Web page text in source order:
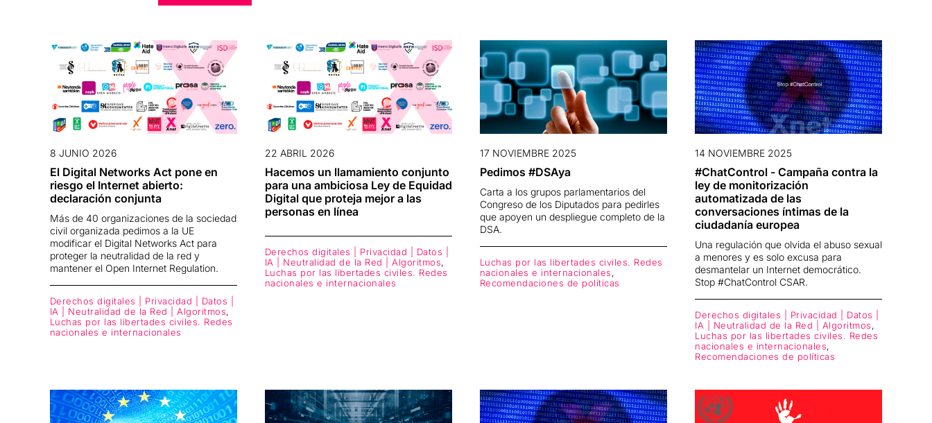
8 JUNIO 2026
El Digital Networks Act pone en
riesgo el Internet abierto:
declaración conjunta
Más de 40 organizaciones de la sociedad
civil organizada pedimos a la UE
modificar el Digital Networks Act para
proteger la neutralidad de la red y
mantener el Open Internet Regulation.
Derechos digitales | Privacidad | Datos |
IA | Neutralidad de la Red | Algoritmos,
Luchas por las libertades civiles. Redes
nacionales e internacionales
22 ABRIL 2026
Hacemos un llamamiento conjunto
para una ambiciosa Ley de Equidad
Digital que proteja mejor a las
personas en línea
Derechos digitales | Privacidad | Datos |
IA | Neutralidad de la Red | Algoritmos,
Luchas por las libertades civiles. Redes
nacionales e internacionales
17 NOVIEMBRE 2025
Pedimos #DSAya
Carta a los grupos parlamentarios del
Congreso de los Diputados para pedirles
que apoyen un despliegue completo de la
DSA.
Luchas por las libertades civiles. Redes
nacionales e internacionales,
Recomendaciones de políticas
14 NOVIEMBRE 2025
#ChatControl - Campaña contra la
ley de monitorización
automatizada de las
conversaciones íntimas de la
ciudadanía europea
Una regulación que olvida el abuso sexual
a menores y es solo excusa para
desmantelar un Internet democrático.
Stop #ChatControl CSAR.
Derechos digitales | Privacidad | Datos |
IA | Neutralidad de la Red | Algoritmos,
Luchas por las libertades civiles. Redes
nacionales e internacionales,
Recomendaciones de políticas